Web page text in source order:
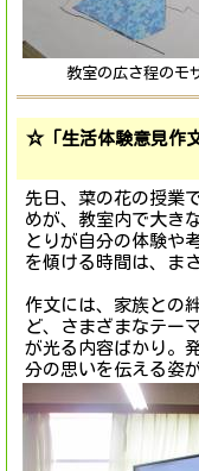
教室の広さ程のモ
☆「生活体験意見作
先日、菜の花の授業
めが、教室内で大き
とりが自分の体験や
を傾ける時間は、ま
作文には、家族との
ど、さまざまなテー
が光る内容ばかり。
分の思いを伝える姿